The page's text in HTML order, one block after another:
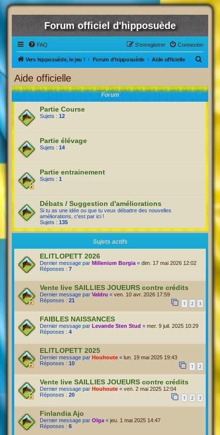
Forum officiel d'hipposuède
FAQ Connexion
S’enregistrer
Vers hipposuède, le jeu ! Forum d'hipposuède Aide officielle
h
r
Aide officielle
Forum
Partie Course
Sujets : 12
Partie élévage
Sujets : 14
Partie entrainement
Sujets : 1
Débats / Suggestion d'améliorations
Si tu as une idée ou que tu veux débattre des nouvelles
améliorations, c'est par ici !
Sujets : 135
Sujets actifs
ELITLOPETT 2026
Dernier message par Millenium Borgia « dim. 17 mai 2026 12:02
Réponses : 7
Vente live SAILLIES JOUEURS contre crédits
Dernier message par Valdru « ven. 10 avr. 2026 17:59
Réponses : 21 1 2 3
FAIBLES NAISSANCES
Dernier message par Levande Sten Stud « mer. 9 juil. 2025 10:29
Réponses : 4
ELITLOPETT 2025
Dernier message par Houhoute « lun. 19 mai 2025 19:43
Réponses : 10 1 2
Vente live SAILLIES JOUEURS contre crédits
Dernier message par Houhoute « ven. 2 mai 2025 12:04
Réponses : 20 1 2 3
Finlandia Ajo
Dernier message par Olga « jeu. 1 mai 2025 14:47
Réponses : 6